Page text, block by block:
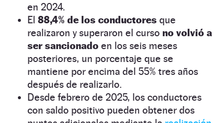
en 2024.
El 88,4% de los conductores que
realizaron y superaron el curso no volvió a
ser sancionado en los seis meses
posteriores, un porcentaje que se
mantiene por encima del 55% tres años
después de realizarlo.
Desde febrero de 2025, los conductores
con saldo positivo pueden obtener dos